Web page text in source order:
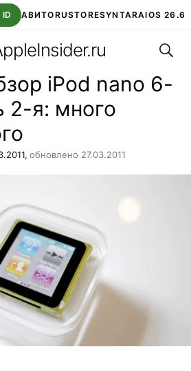
АВИТОRUSTORESYNTARAIOS 26.6
ROBLOXВТБ ОНЛАЙН
iPod nano 6-
2-я: много
обновлено 27.03.2011